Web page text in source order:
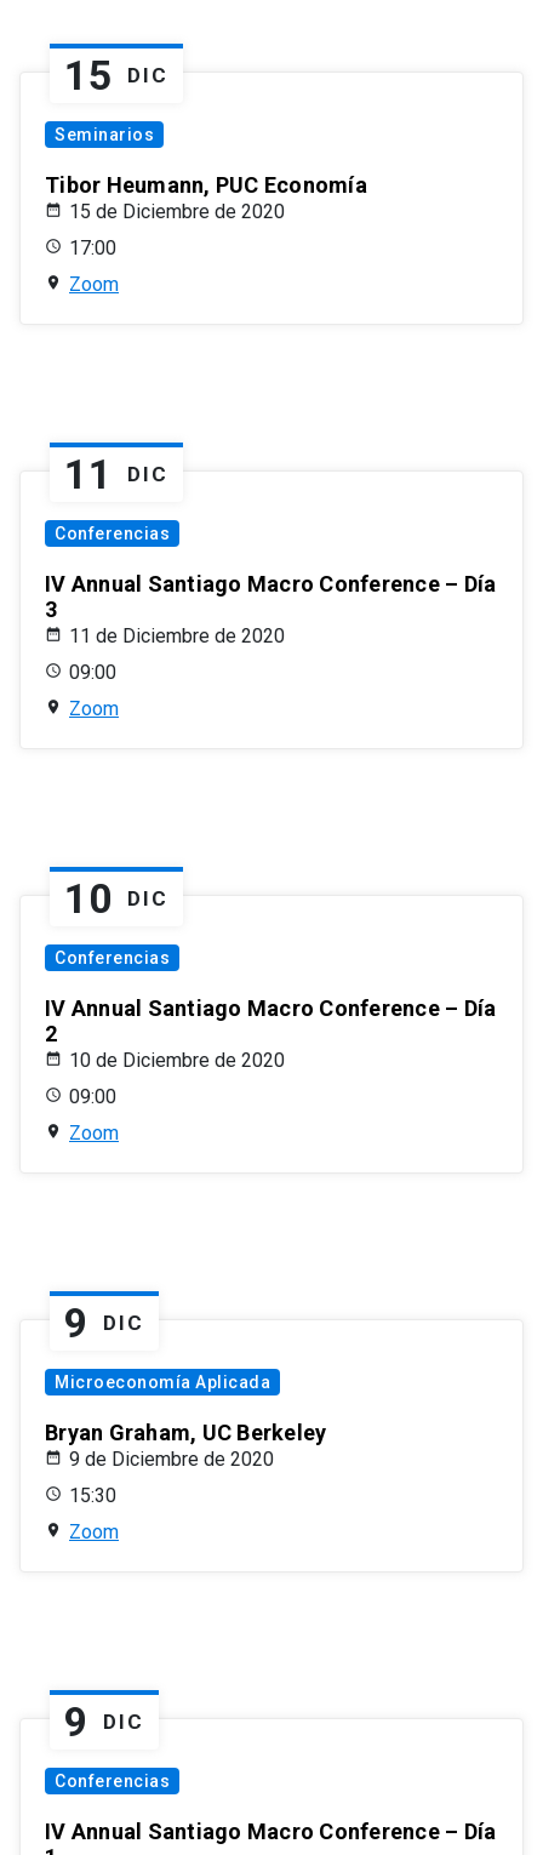
15 DIC
Seminarios
Tibor Heumann, PUC Economía
15 de Diciembre de 2020
17:00
Zoom
11 DIC
Conferencias
IV Annual Santiago Macro Conference – Día
3
11 de Diciembre de 2020
09:00
Zoom
10 DIC
Conferencias
IV Annual Santiago Macro Conference – Día
2
10 de Diciembre de 2020
09:00
Zoom
9 DIC
Microeconomía Aplicada
Bryan Graham, UC Berkeley
9 de Diciembre de 2020
15:30
Zoom
9 DIC
Conferencias
IV Annual Santiago Macro Conference – Día